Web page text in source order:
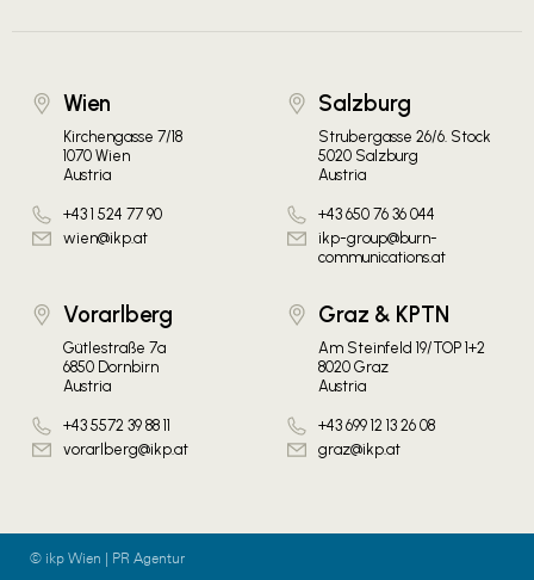
Wien
Kirchengasse 7/18
1070 Wien
Austria
+43 1 524 77 90
wien@ikp.at
Salzburg
Strubergasse 26/6. Stock
5020 Salzburg
Austria
+43 650 76 36 044
ikp-group@burn-
communications.at
Vorarlberg
Gütlestraße 7a
6850 Dornbirn
Austria
+43 5572 39 88 11
vorarlberg@ikp.at
Graz & KPTN
Am Steinfeld 19/TOP 1+2
8020 Graz
Austria
+43 699 12 13 26 08
graz@ikp.at
© ikp Wien | PR Agentur